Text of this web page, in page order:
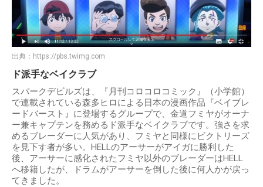
出典： https://pbs.twimg.com
ド派手なベイクラブ
スパークデビルズは、『月刊コロコロコミック』（小学館）
で連載されている森多ヒロによる日本の漫画作品『ベイブレ
ードバースト』に登場するグループで、金道フミヤがオーナ
ー兼キャプテンを務めるド派手なベイクラブです。強さを求
めるブレーダーに人気があり、フミヤと同様にビクトリーズ
を見下す者が多い。HELLのアーサーがアイガに勝利した
後、アーサーに感化されたフミヤ以外のブレーダーはHELL
へ移籍したが、ドラムがアーサーを倒した後に何人かが戻っ
てきました。